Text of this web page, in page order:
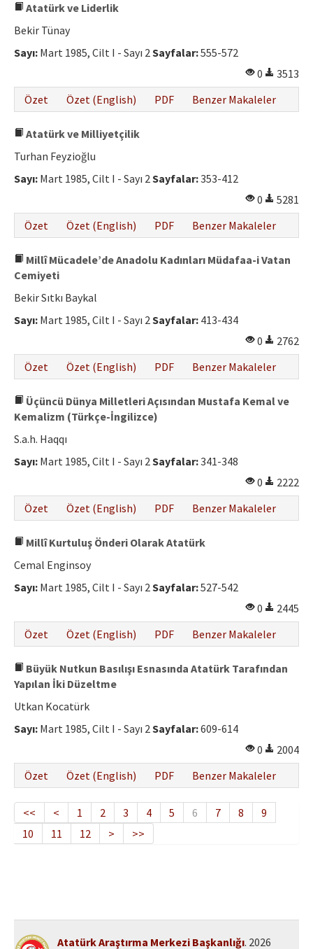
Atatürk ve Liderlik
Bekir Tünay
Sayı: Mart 1985, Cilt I - Sayı 2Sayfalar:555-572
0
3513
Özet
Özet (English) PDF Benzer Makaleler
Atatürk ve Milliyetçilik
Turhan Feyzioğlu
Sayı: Mart 1985, Cilt I - Sayı 2Sayfalar:353-412
0
5281
Özet
Özet (English) PDF Benzer Makaleler
Millî Mücadele’de Anadolu Kadınları Müdafaa-i Vatan
Cemiyeti
Bekir Sıtkı Baykal
Sayı: Mart 1985, Cilt I - Sayı 2Sayfalar: 413-434
0
2762
Özet
Özet (English) PDF Benzer Makaleler
Üçüncü Dünya Milletleri Açısından Mustafa Kemal ve
Kemalizm (Türkçe-İngilizce)
S.a.h. Haqqı
Sayı: Mart 1985, Cilt I - Sayı 2Sayfalar:341-348
0
2222
Özet
Özet (English) PDF Benzer Makaleler
Millî Kurtuluş Önderi Olarak Atatürk
Cemal Enginsoy
Sayı: Mart 1985, Cilt I - Sayı 2Sayfalar:527-542
0
2445
Özet
Özet (English) PDF Benzer Makaleler
Büyük Nutkun Basılışı Esnasında Atatürk Tarafından
Yapılan İki Düzeltme
Utkan Kocatürk
Sayı: Mart 1985, Cilt I - Sayı 2Sayfalar:609-614
0
2004
Özet
Özet (English) PDF Benzer Makaleler
<< < 1 2 3 4 5 6 7 8
9
10
11 12 > >>
Atatürk Araştırma Merkezi Başkanlığı. 2026